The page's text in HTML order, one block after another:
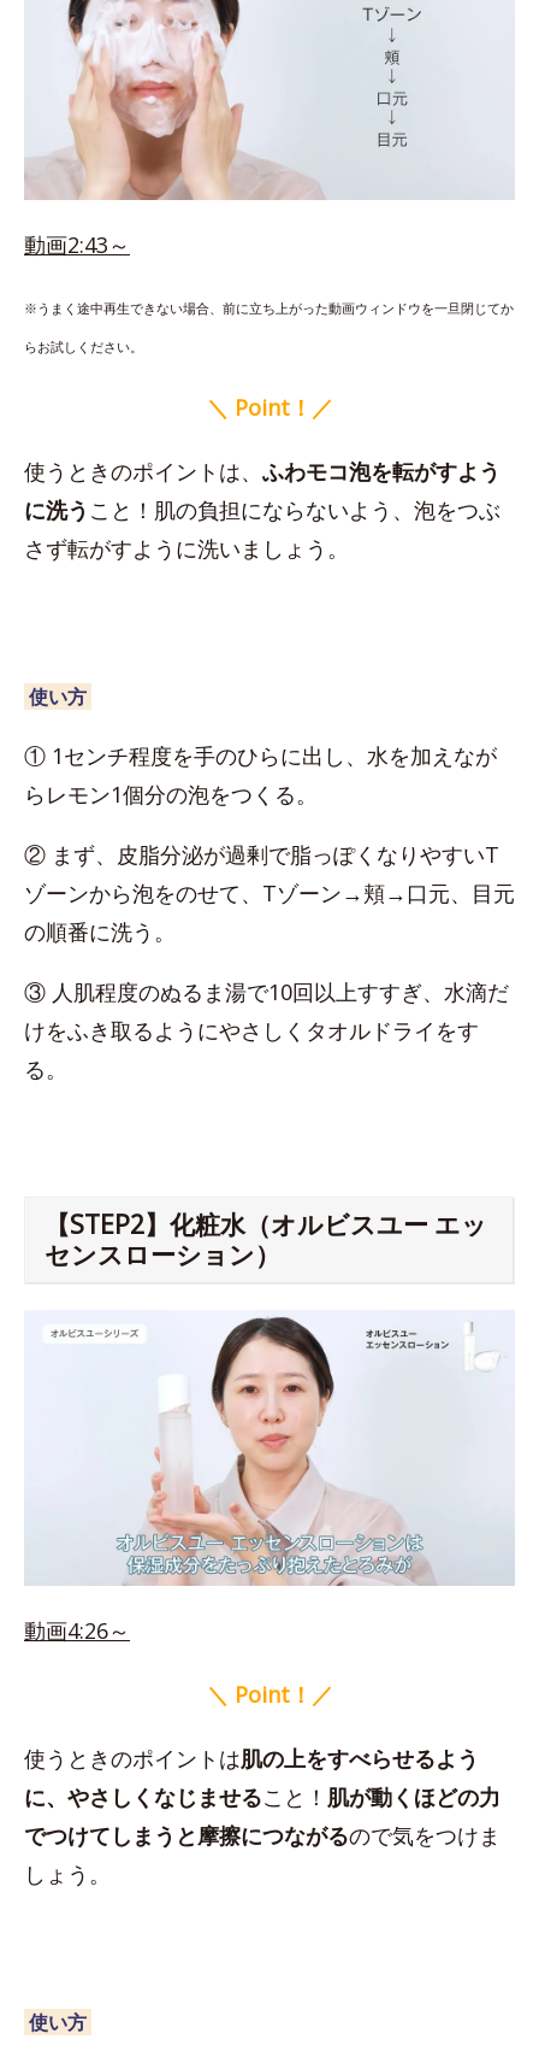
動画2:43～
※うまく途中再生できない場合、前に立ち上がった動画ウィンドウを一旦閉じてか
らお試しください。
＼ Point！／
使うときのポイントは、 ふわモコ泡を転がすよう
に洗う こと！肌の負担にならないよう、泡をつぶ
さず転がすように洗いましょう。
使い方
① 1センチ程度を手のひらに出し、水を加えなが
らレモン1個分の泡をつくる。
② まず、皮脂分泌が過剰で脂っぽくなりやすいT
ゾーンから泡をのせて、Tゾーン→頬→口元、目元
の順番に洗う。
③ 人肌程度のぬるま湯で10回以上すすぎ、水滴だ
けをふき取るようにやさしくタオルドライをす
る。
【STEP2】化粧水（オルビスユー エッ
センスローション）
動画4:26～
＼ Point！／
使うときのポイントは肌の上をすべらせるよう
に、やさしくなじませること！ 肌が動くほどの力
でつけてしまうと摩擦につながるので気をつけま
しょう。
使い方